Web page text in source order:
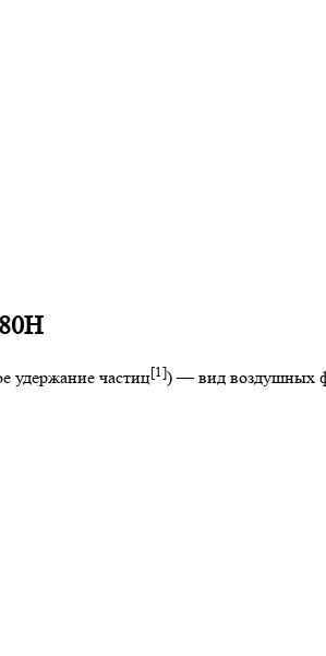
удержание частиц[1]) — вид воздушных